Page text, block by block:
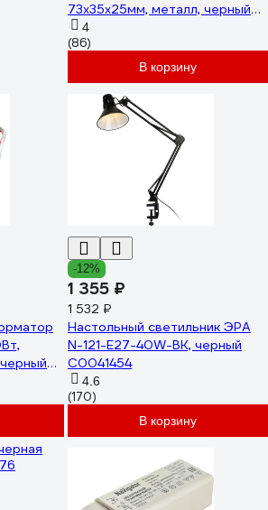
73х35х25мм, металл, черный
03-83
4
(86)
В корзину
-12%
1 355 ₽
1 532 ₽
Настольный светильник ЭРА
N-121-E27-40W-BK, черный
C0041454
4.6
(170)
В корзину